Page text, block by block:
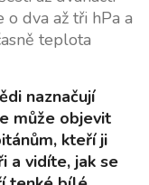
dva až tři hPa a
teplota
naznačují
může objevit
kteří ji
a vidíte, jak se